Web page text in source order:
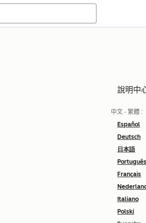
說明中
中文 - 繁體 :
Español
Deutsch
日本語
Português
Français
Italiano
Polski